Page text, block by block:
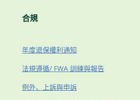
合規
年度退保權利通知
法規遵循/ FWA 訓練與報告
例外、上訴與申訴